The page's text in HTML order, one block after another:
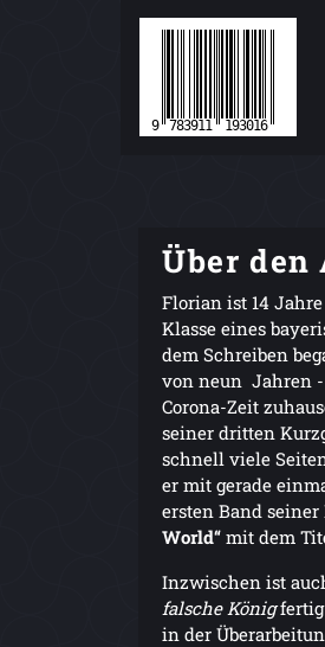
Über den
Florian ist 14
Klasse eines
dem Schreiben
von neun Jahren
Corona-Zeit
seiner dritten
schnell viele
er mit gerade
ersten Band
World“ mit dem
Inzwischen ist
falsche Königfertig
in der